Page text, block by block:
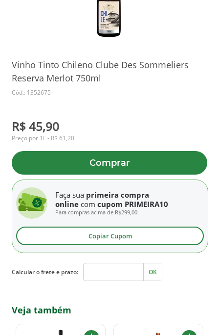
Vinho Tinto Chileno Clube Des Sommeliers
Reserva Merlot 750ml
Cód.: 1352675
R$ 45,90
Preço por 1L - R$ 61,20
Comprar
Faça sua primeira compra
online com cupom PRIMEIRA10
Para compras acima de R$299,00
Copiar Cupom
Calcular o frete e prazo: OK
Veja também